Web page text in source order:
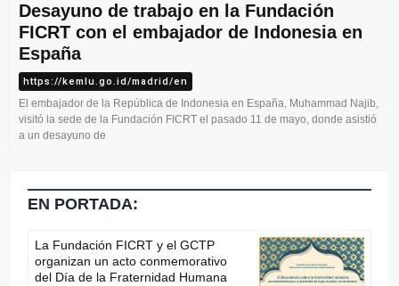
Desayuno de trabajo en la Fundación
FICRT con el embajador de Indonesia en
España
https://kemlu.go.id/madrid/en
El embajador de la República de Indonesia en España, Muhammad Najib,
visitó la sede de la Fundación FICRT el pasado 11 de mayo, donde asistió
a un desayuno de
EN PORTADA:
La Fundación FICRT y el GCTP
organizan un acto conmemorativo
del Día de la Fraternidad Humana